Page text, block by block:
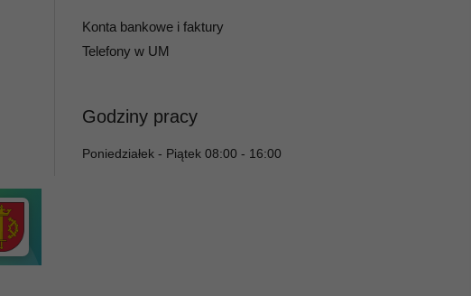
Konta bankowe i faktury
Telefony w UM
Godziny pracy
Poniedziałek - Piątek 08:00 - 16:00